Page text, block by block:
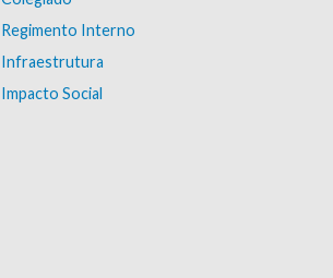
Regimento Interno
Infraestrutura
Impacto Social